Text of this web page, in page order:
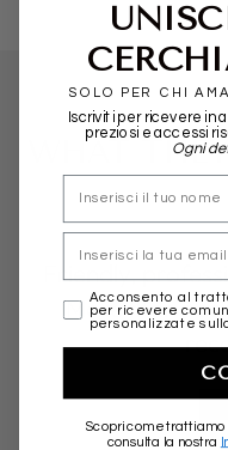
WHAT
Friendly,
More than
SOLO PER CHI
Iscriviti per ricevere in
preziosi e accessi
Ogni
nome
Email
marketing
Acconsento al
per ricevere
personalizzate
Scopri come trattiamo
consulta la nostra